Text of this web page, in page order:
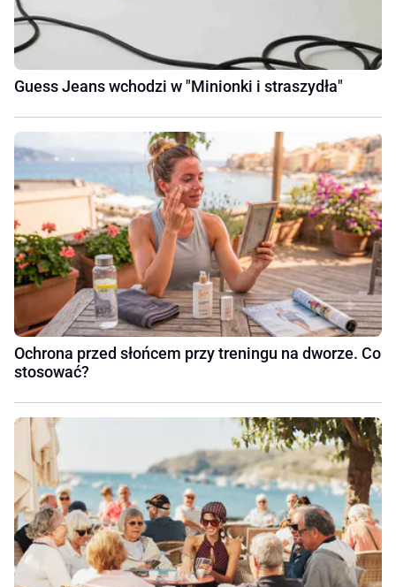
Guess Jeans wchodzi w "Minionki i straszydła"
Ochrona przed słońcem przy treningu na dworze. Co
stosować?